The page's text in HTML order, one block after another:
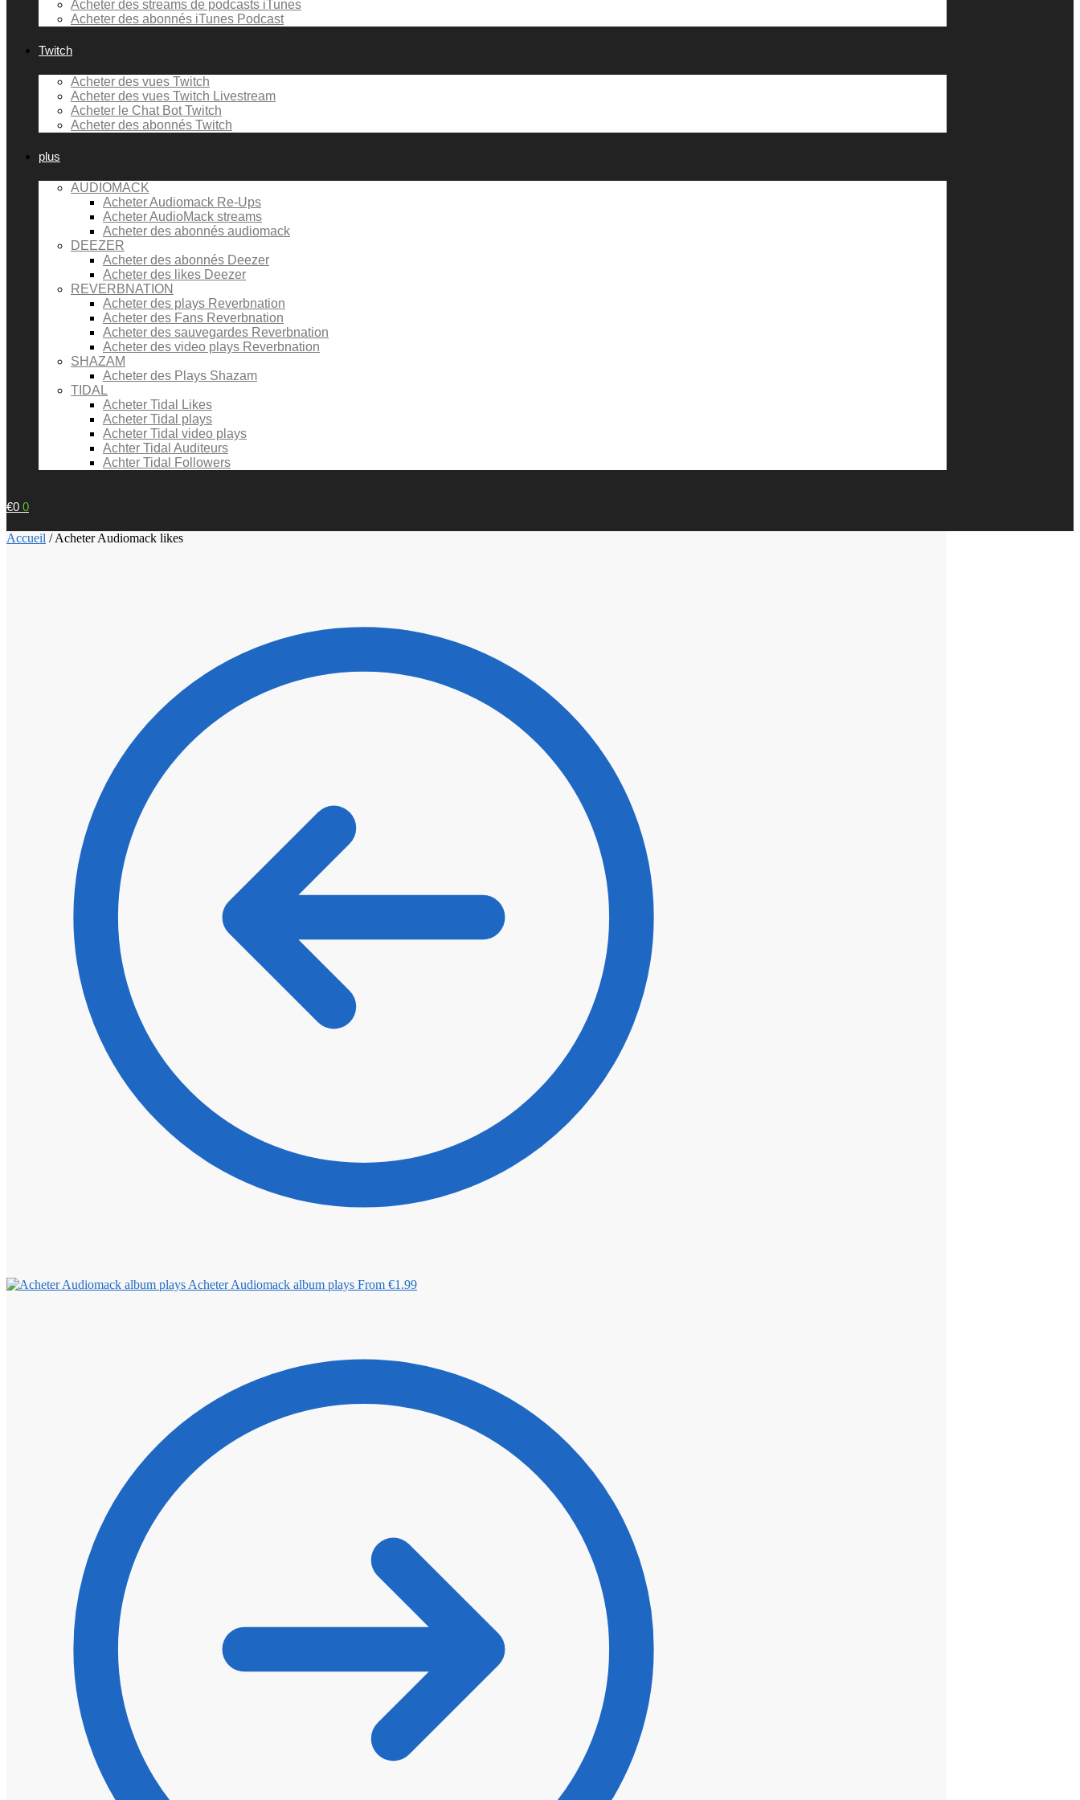
Acheter des streams de podcasts iTunes
Acheter des abonnés iTunes Podcast
Twitch
Acheter des vues Twitch
Acheter des vues Twitch Livestream
Acheter le Chat Bot Twitch
Acheter des abonnés Twitch
plus
AUDIOMACK
Acheter Audiomack Re-Ups
Acheter AudioMack streams
Acheter des abonnés audiomack
DEEZER
Acheter des abonnés Deezer
Acheter des likes Deezer
REVERBNATION
Acheter des plays Reverbnation
Acheter des Fans Reverbnation
Acheter des sauvegardes Reverbnation
Acheter des video plays Reverbnation
SHAZAM
Acheter des Plays Shazam
TIDAL
Acheter Tidal Likes
Acheter Tidal plays
Acheter Tidal video plays
Achter Tidal Auditeurs
Achter Tidal Followers
€0 0
Accueil /Acheter Audiomack likes
Acheter Audiomack album plays From €1.99